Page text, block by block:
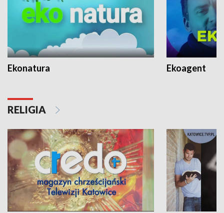
Ekonatura Ekoagent
RELIGIA